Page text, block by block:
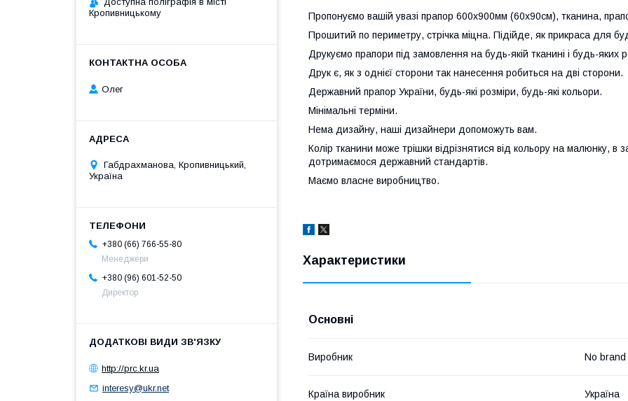
Пропонуємо вашій увазі прапор 600х900мм (60х90см), тканина,
Прошитий по периметру, стрічка міцна. Підійде, як прикраса для
Друкуємо прапори під замовлення на будь-якій тканині і будь-яких
Друк є, як з однієї сторони так нанесення робиться на дві сторони.
Державний прапор України, будь-які розміри, будь-які кольори.
Мінімальні терміни.
Нема дизайну, наші дизайнери допоможуть вам.
Колір тканини може трішки відрізнятися від кольору на малюнку, в
дотримаємося державний стандартів.
Маємо власне виробництво.
Характеристики
Основні
Виробник No brand
Країна виробник Україна
Кропивницькому
Олег
Габдрахманова, Кропивницький,
Україна
+380 (66) 766-55-80
Менеджери
+380 (96) 601-52-50
Директор
http://prc.kr.ua
interesy@ukr.net